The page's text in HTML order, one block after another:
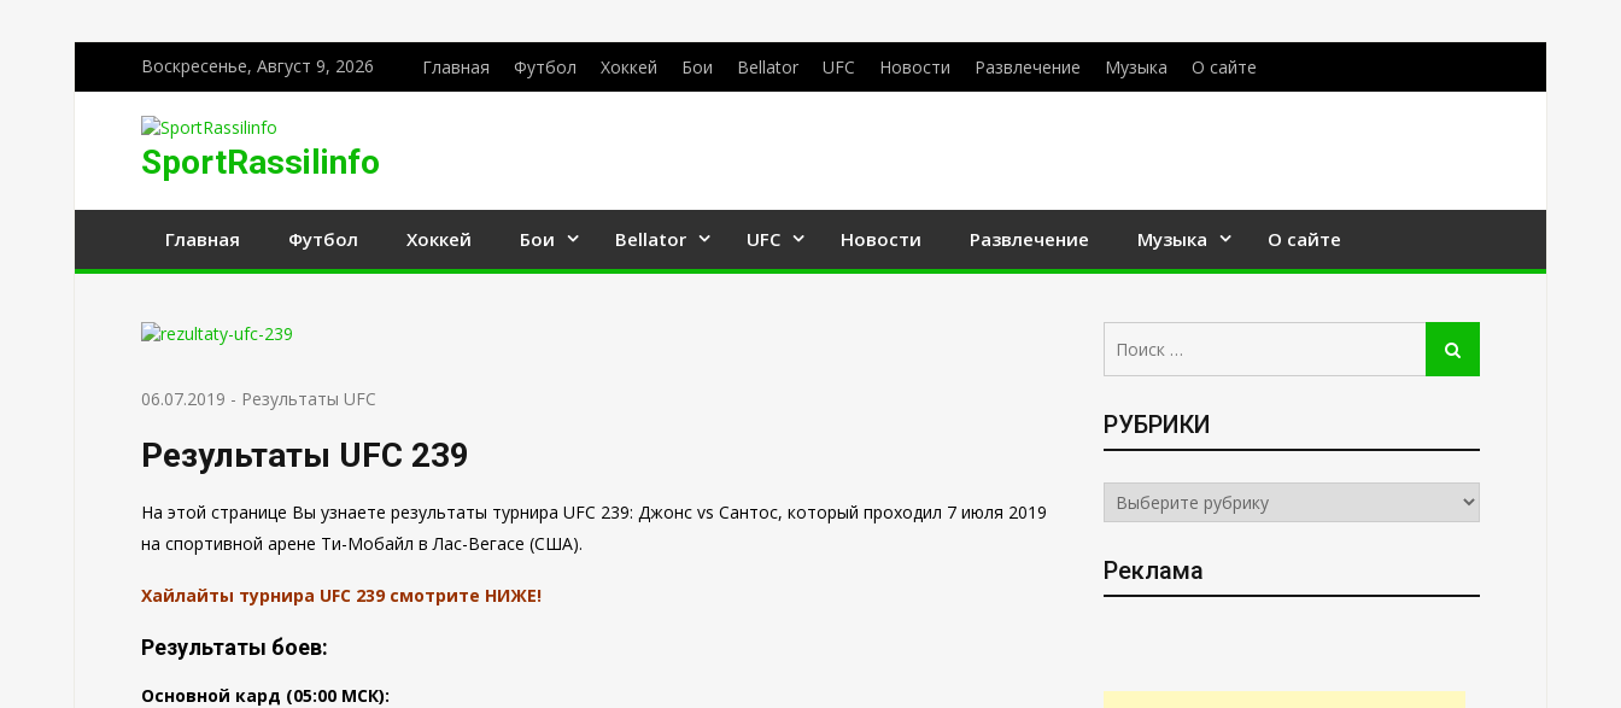
Воскресенье, Август 9, 2026 Главная Футбол Хоккей Бои Bellator UFC Новости Развлечение Музыка О сайте
SportRassilinfo
Главная Футбол Хоккей Бои Bellator UFC Новости Развлечение Музыка О сайте
06.07.2019 - Результаты UFC
Результаты UFC 239
На этой странице Вы узнаете результаты турнира UFC 239: Джонс vs Сантос, который проходил 7 июля 2019
на спортивной арене Ти-Мобайл в Лас-Вегасе (США).
Хайлайты турнира UFC 239 смотрите НИЖЕ!
Результаты боев:
Основной кард (05:00 МСК):
Поиск
РУБРИКИ
РУБРИКИ
Реклама